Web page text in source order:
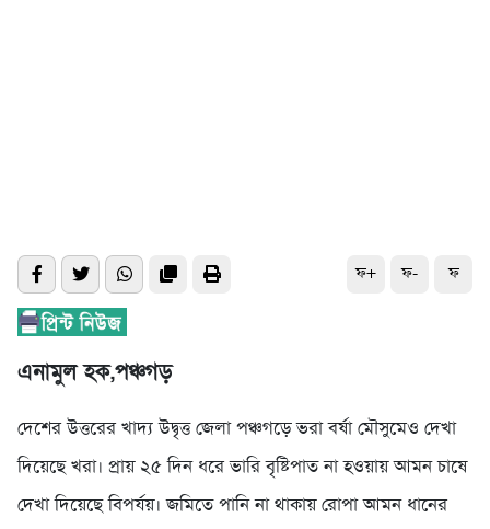
ফ+ ফ- ফ
এনামুল হক,পঞ্চগড়
দেশের উত্তরের খাদ্য উদ্বৃত্ত জেলা পঞ্চগড়ে ভরা বর্ষা মৌসুমেও দেখা
দিয়েছে খরা। প্রায় ২৫ দিন ধরে ভারি বৃষ্টিপাত না হওয়ায় আমন চাষে
দেখা দিয়েছে বিপর্যয়। জমিতে পানি না থাকায় রোপা আমন ধানের